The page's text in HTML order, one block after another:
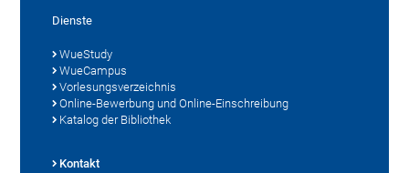
Dienste
WueStudy
WueCampus
Vorlesungsverzeichnis
Online-Bewerbung und Online-Einschreibung
Katalog der Bibliothek
Kontakt